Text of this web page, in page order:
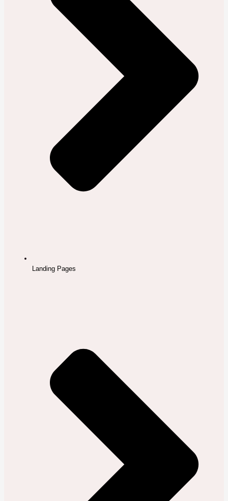
Landing Pages